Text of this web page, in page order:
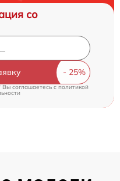
со
Вы соглашаетесь c политикой